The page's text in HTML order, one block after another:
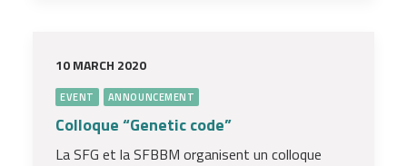
10 MARCH 2020
EVENT ANNOUNCEMENT
Colloque “Genetic code”
La SFG et la SFBBM organisent un colloque